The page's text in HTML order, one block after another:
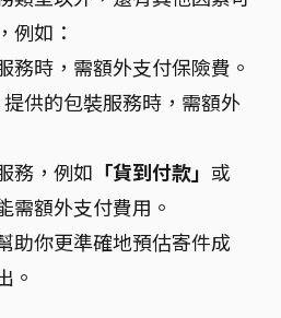
例如：
務時，需額外支付保險費。
提供的包裝服務時，需額外
務，例如 「貨到付款」 或
需額外支付費用。
助你更準確地預估寄件成
。